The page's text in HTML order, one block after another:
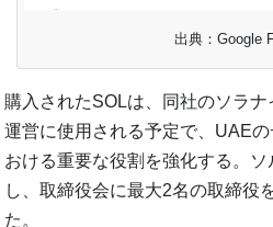
出典：Google
購入されたSOLは、同社のソラ
運営に使用される予定で、UAE
おける重要な役割を強化する。
し、取締役会に最大2名の取締役
た。